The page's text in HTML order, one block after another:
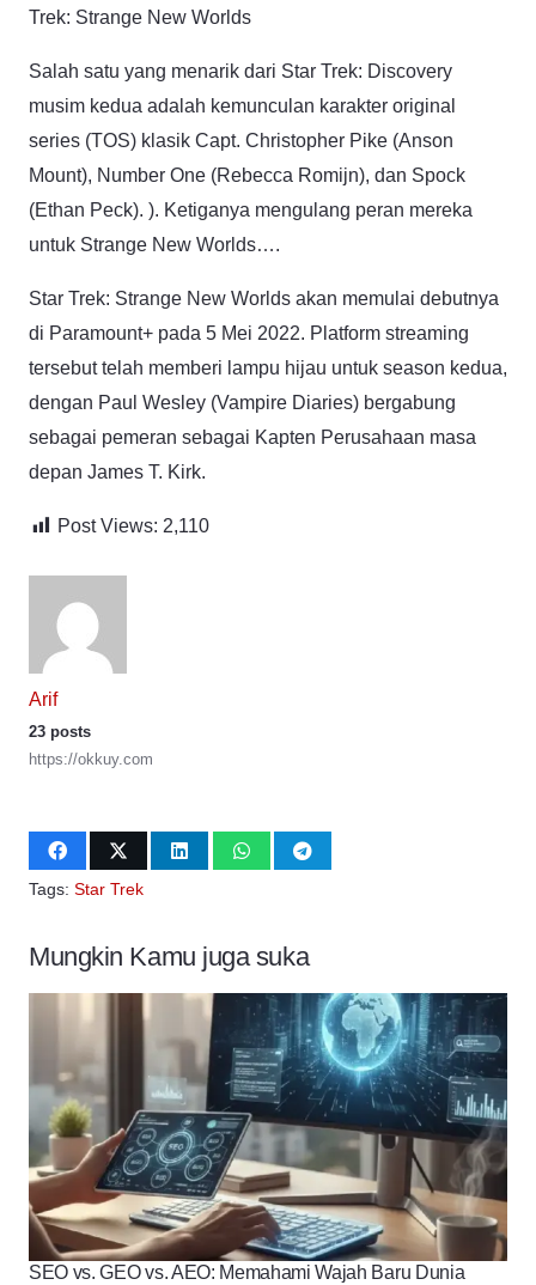
Trek: Strange New Worlds
Salah satu yang menarik dari Star Trek: Discovery
musim kedua adalah kemunculan karakter original
series (TOS) klasik Capt. Christopher Pike (Anson
Mount), Number One (Rebecca Romijn), dan Spock
(Ethan Peck). ). Ketiganya mengulang peran mereka
untuk Strange New Worlds….
Star Trek: Strange New Worlds akan memulai debutnya
di Paramount+ pada 5 Mei 2022. Platform streaming
tersebut telah memberi lampu hijau untuk season kedua,
dengan Paul Wesley (Vampire Diaries) bergabung
sebagai pemeran sebagai Kapten Perusahaan masa
depan James T. Kirk.
Post Views: 2,110
Arif
23 posts
https://okkuy.com
Tags: Star Trek
Mungkin Kamu juga suka
SEO vs. GEO vs. AEO: Memahami Wajah Baru Dunia